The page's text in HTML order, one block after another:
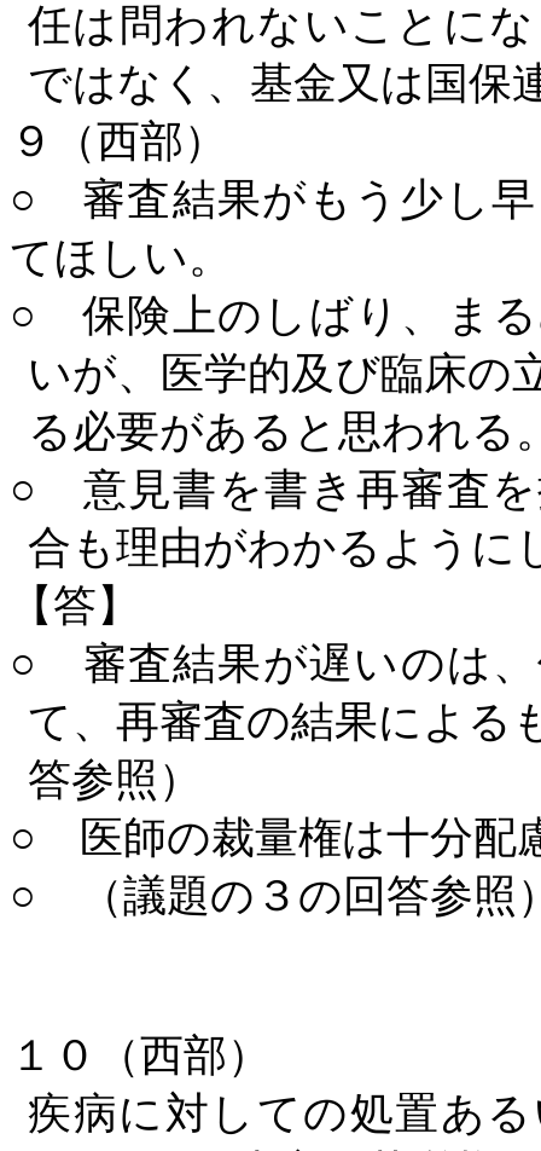
任は問われないことに
ではなく、基金又は国保
９（西部）
○ 審査結果がもう少し早
てほしい。
○ 保険上のしばり、まる
いが、医学的及び臨床の
る必要があると思われる
○ 意見書を書き再審査を
合も理由がわかるように
【答】
○ 審査結果が遅いのは、
て、再審査の結果による
答参照）
○ 医師の裁量権は十分配
○ （議題の３の回答参照
１０（西部）
疾病に対しての処置あ